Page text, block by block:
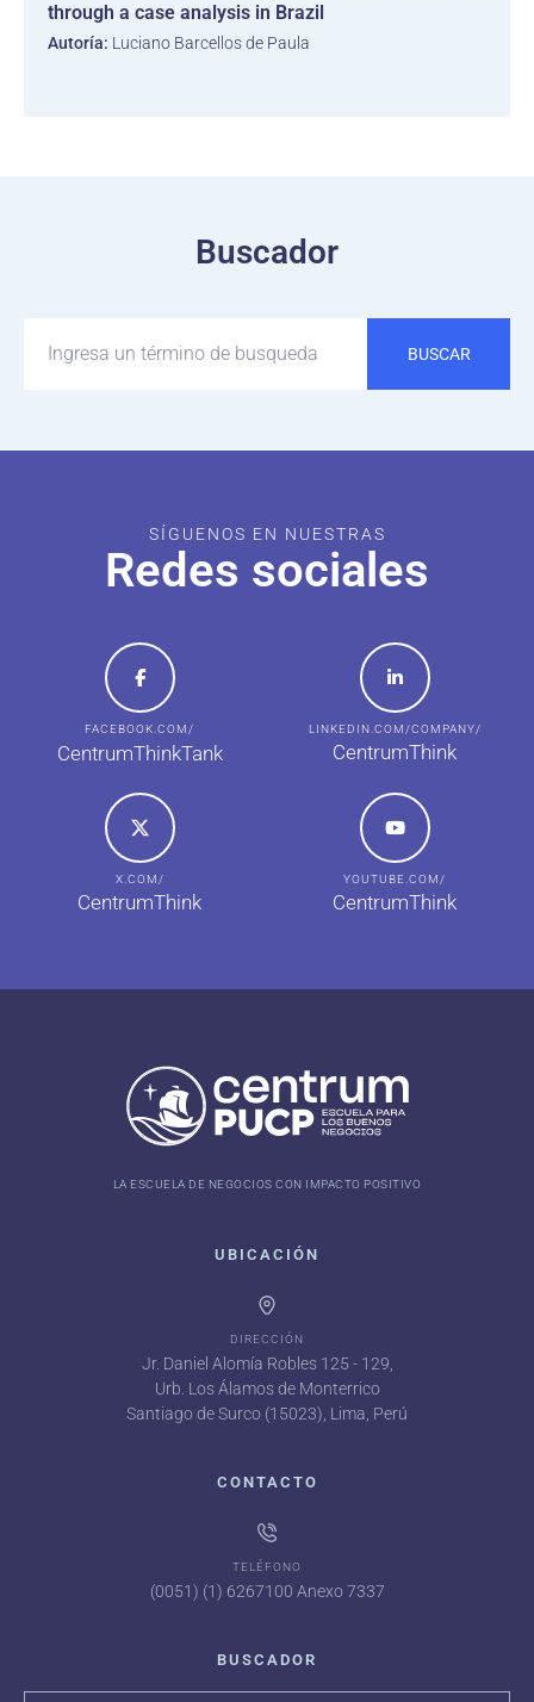
through a case analysis in Brazil
Autoría: Luciano Barcellos de Paula
Buscador
BUSCAR
SÍGUENOS EN NUESTRAS
Redes sociales
FACEBOOK.COM/
CentrumThinkTank
LINKEDIN.COM/COMPANY/
CentrumThink
X.COM/
CentrumThink
YOUTUBE.COM/
CentrumThink
LA ESCUELA DE NEGOCIOS CON IMPACTO POSITIVO
UBICACIÓN
DIRECCIÓN
Jr. Daniel Alomía Robles 125 - 129,
Urb. Los Álamos de Monterrico
Santiago de Surco (15023), Lima, Perú
CONTACTO
TELÉFONO
(0051) (1) 6267100 Anexo 7337
BUSCADOR